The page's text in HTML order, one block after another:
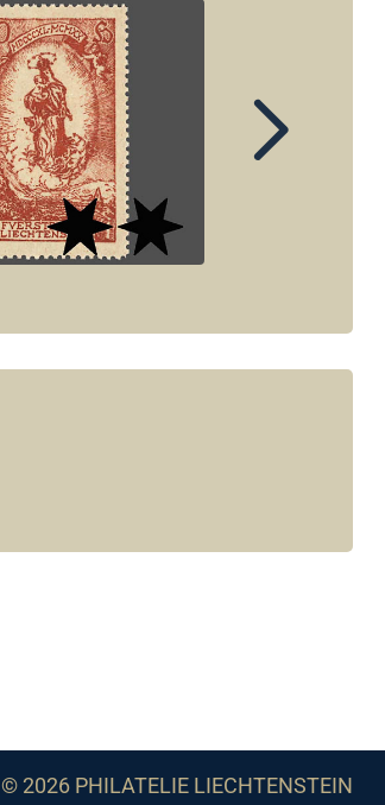
© 2026 PHILATELIE LIECHTENSTEIN